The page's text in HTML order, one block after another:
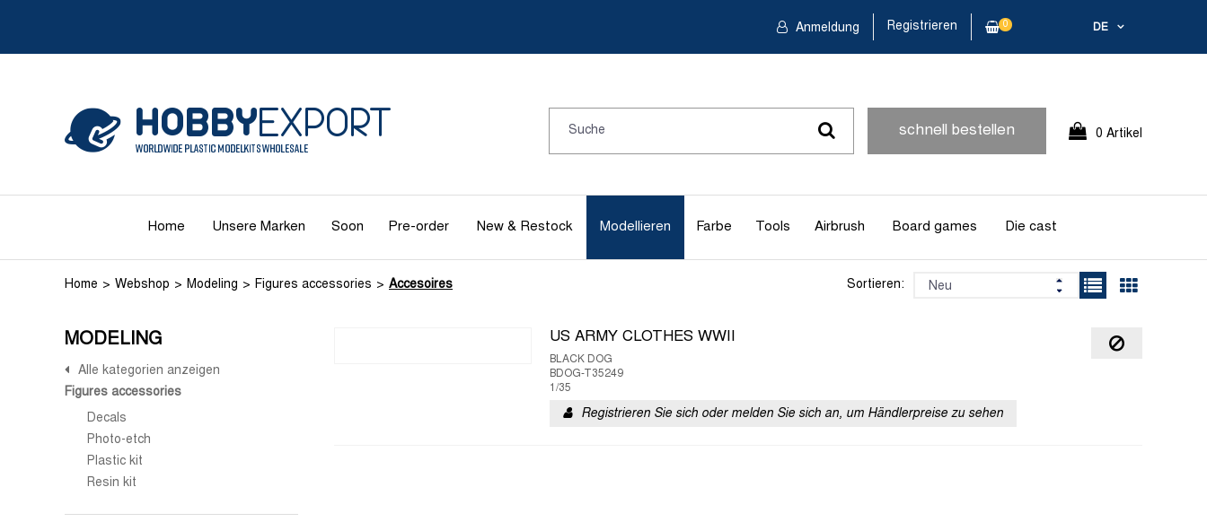
DE
Anmeldung Registrieren 0
schnell bestellen 0 Artikel
Home Unsere Marken Soon Pre-order New & Restock Modellieren Farbe Tools Airbrush Board games Die cast
Home Webshop Modeling Figures accessories Accesoires Sortieren:
MODELING
Alle kategorien anzeigen
Figures accessories
Decals
Photo-etch
Plastic kit
Resin kit
US ARMY CLOTHES WWII
BLACK DOG
BDOG-T35249
1/35
Registrieren Sie sich oder melden Sie sich an, um Händlerpreise zu sehen